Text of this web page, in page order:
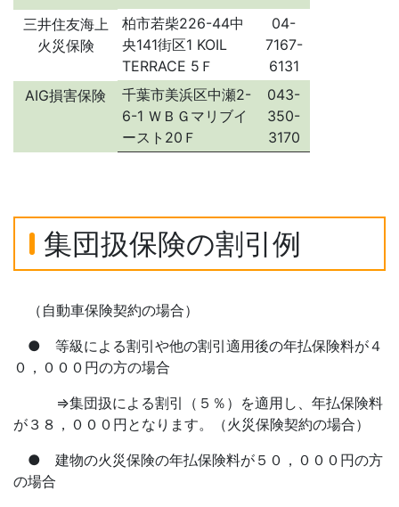
三井住友海上
火災保険
柏市若柴226-44中
央141街区1 KOIL
TERRACE 5Ｆ
04-
7167-
6131
AIG損害保険
千葉市美浜区中瀬2-
6-1 ＷＢＧマリブイ
ースト20Ｆ
043-
350-
3170
集団扱保険の割引例
（自動車保険契約の場合）
● 等級による割引や他の割引適用後の年払保険料が４
０，０００円の方の場合
⇒集団扱による割引（５％）を適用し、年払保険料
が３８，０００円となります。（火災保険契約の場合）
● 建物の火災保険の年払保険料が５０，０００円の方
の場合